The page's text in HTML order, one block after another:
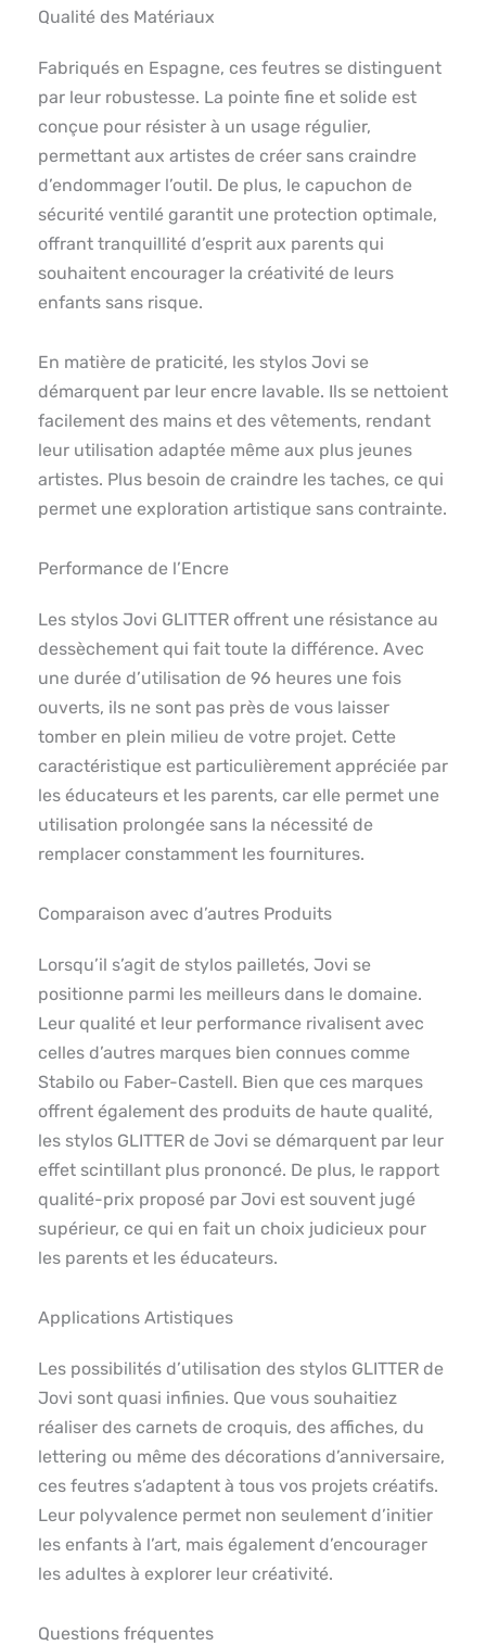
Qualité des Matériaux
Fabriqués en Espagne, ces feutres se distinguent
par leur robustesse. La pointe fine et solide est
conçue pour résister à un usage régulier,
permettant aux artistes de créer sans craindre
d’endommager l’outil. De plus, le capuchon de
sécurité ventilé garantit une protection optimale,
offrant tranquillité d’esprit aux parents qui
souhaitent encourager la créativité de leurs
enfants sans risque.
En matière de praticité, les stylos Jovi se
démarquent par leur encre lavable. Ils se nettoient
facilement des mains et des vêtements, rendant
leur utilisation adaptée même aux plus jeunes
artistes. Plus besoin de craindre les taches, ce qui
permet une exploration artistique sans contrainte.
Performance de l’Encre
Les stylos Jovi GLITTER offrent une résistance au
dessèchement qui fait toute la différence. Avec
une durée d’utilisation de 96 heures une fois
ouverts, ils ne sont pas près de vous laisser
tomber en plein milieu de votre projet. Cette
caractéristique est particulièrement appréciée par
les éducateurs et les parents, car elle permet une
utilisation prolongée sans la nécessité de
remplacer constamment les fournitures.
Comparaison avec d’autres Produits
Lorsqu’il s’agit de stylos pailletés, Jovi se
positionne parmi les meilleurs dans le domaine.
Leur qualité et leur performance rivalisent avec
celles d’autres marques bien connues comme
Stabilo ou Faber-Castell. Bien que ces marques
offrent également des produits de haute qualité,
les stylos GLITTER de Jovi se démarquent par leur
effet scintillant plus prononcé. De plus, le rapport
qualité-prix proposé par Jovi est souvent jugé
supérieur, ce qui en fait un choix judicieux pour
les parents et les éducateurs.
Applications Artistiques
Les possibilités d’utilisation des stylos GLITTER de
Jovi sont quasi infinies. Que vous souhaitiez
réaliser des carnets de croquis, des affiches, du
lettering ou même des décorations d’anniversaire,
ces feutres s’adaptent à tous vos projets créatifs.
Leur polyvalence permet non seulement d’initier
les enfants à l’art, mais également d’encourager
les adultes à explorer leur créativité.
Questions fréquentes